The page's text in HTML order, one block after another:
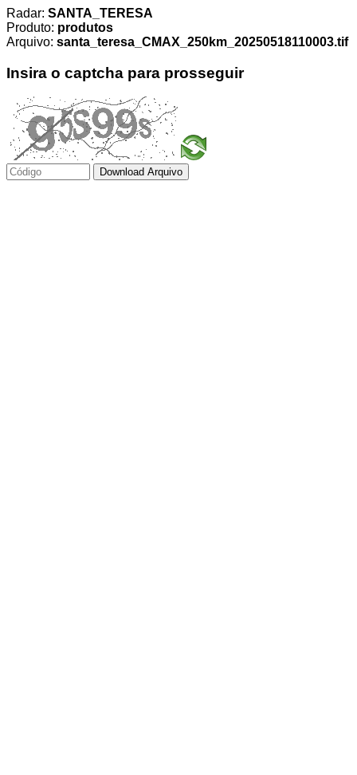
Radar: SANTA_TERESA
Produto: produtos
Arquivo: santa_teresa_CMAX_250km_20250518110003.tif
Insira o captcha para prosseguir